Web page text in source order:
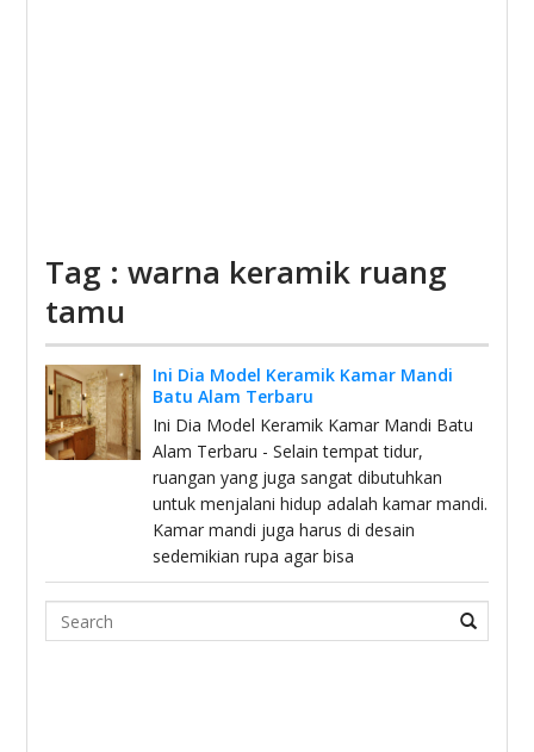
Tag : warna keramik ruang
tamu
Ini Dia Model Keramik Kamar Mandi
Batu Alam Terbaru
Ini Dia Model Keramik Kamar Mandi Batu
Alam Terbaru - Selain tempat tidur,
ruangan yang juga sangat dibutuhkan
untuk menjalani hidup adalah kamar mandi.
Kamar mandi juga harus di desain
sedemikian rupa agar bisa
Search